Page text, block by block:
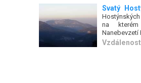
Svatý
Hostýnských
na
Nanebevzetí